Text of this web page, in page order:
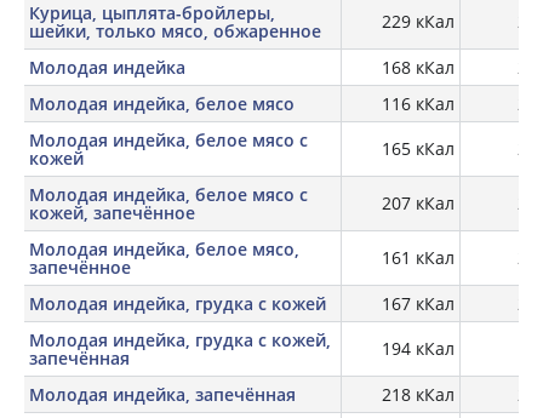
Курица, цыплята-бройлеры,
шейки, только мясо, обжаренное 229 кКал
Молодая индейка
168 кКал
Молодая индейка, белое мясо
116 кКал
Молодая индейка, белое мясо с
кожей 165 кКал
Молодая индейка, белое мясо с
кожей, запечённое 207 кКал
Молодая индейка, белое мясо,
запечённое 161 кКал
Молодая индейка, грудка с кожей
167 кКал
Молодая индейка, грудка с кожей,
запечённая 194 кКал
Молодая индейка, запечённая
218 кКал